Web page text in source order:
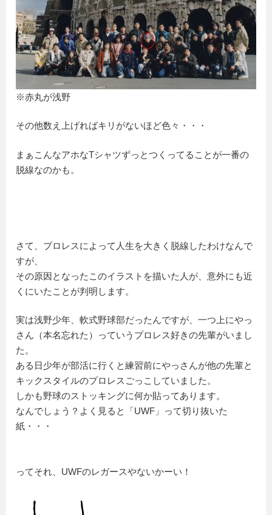
※赤丸が浅野
その他数え上げればキリがないほど色々・・・
まぁこんなアホなTシャツずっとつくってることが一番の
脱線なのかも。
さて、プロレスによって人生を大きく脱線したわけなんで
すが、
その原因となったこのイラストを描いた人が、意外にも近
くにいたことが判明します。
実は浅野少年、軟式野球部だったんですが、一つ上にやっ
さん（本名忘れた）っていうプロレス好きの先輩がいまし
た。
ある日少年が部活に行くと練習前にやっさんが他の先輩と
キックスタイルのプロレスごっこしていました。
しかも野球のストッキングに何か貼ってあります。
なんでしょう？よく見ると「UWF」って切り抜いた
紙・・・
ってそれ、UWFのレガースやないかーい！